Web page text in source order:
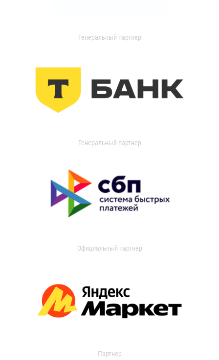
Генеральный партнер
Генеральный партнер
Официальный партнер
Партнер